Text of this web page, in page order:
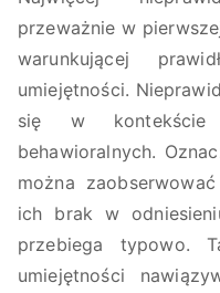
przeważnie w
warunkującej
umiejętności.
się w kontekście
behawioralnych.
można
ich brak w
przebiega typowo.
umiejętności